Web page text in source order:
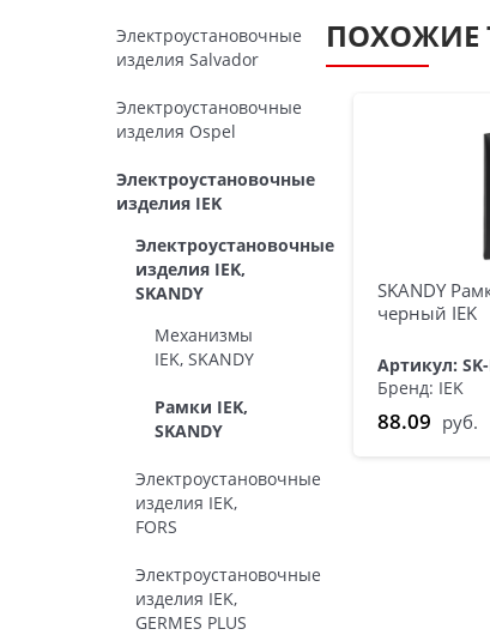
Электроустановочные
изделия Salvador
Электроустановочные
изделия Ospel
Электроустановочные
изделия IEK
Электроустановочные
изделия IEK,
SKANDY
Механизмы
IEK, SKANDY
Рамки IEK,
SKANDY
Электроустановочные
изделия IEK,
FORS
Электроустановочные
изделия IEK,
GERMES PLUS
ПОХОЖИЕ
SKANDY
черный IEK
Артикул:
Бренд: IEK
88.09 руб.